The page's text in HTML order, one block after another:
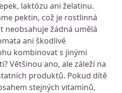
laktózu ani želatinu.
pektin, což je rostlinná
neobsahuje žádná umělá
ani škodlivé
kombinovat s jinými
Většinou ano, ale záleží na
produktů. Pokud dítě
stejných vitaminů,